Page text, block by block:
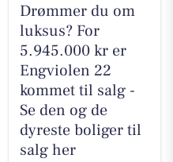
Drømmer du om
luksus? For
5.945.000 kr er
Engviolen 22
kommet til salg -
Se den og de
dyreste boliger til
salg her